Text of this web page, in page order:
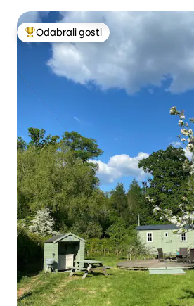
Među najviše rangiranima s
Odabrali gosti